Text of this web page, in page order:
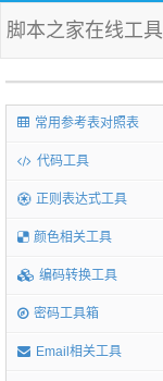
脚本之家在线工具
常用参考表对照表
代码工具
正则表达式工具
颜色相关工具
编码转换工具
密码工具箱
Email相关工具